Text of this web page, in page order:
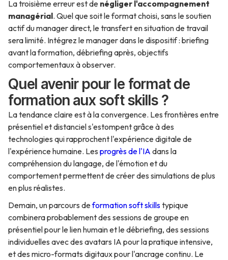
La troisième erreur est de négliger l'accompagnement
managérial. Quel que soit le format choisi, sans le soutien
actif du manager direct, le transfert en situation de travail
sera limité. Intégrez le manager dans le dispositif : briefing
avant la formation, débriefing après, objectifs
comportementaux à observer.
Quel avenir pour le format de
formation aux soft skills ?
La tendance claire est à la convergence. Les frontières entre
présentiel et distanciel s'estompent grâce à des
technologies qui rapprochent l'expérience digitale de
l'expérience humaine. Les progrès de l'IA dans la
compréhension du langage, de l'émotion et du
comportement permettent de créer des simulations de plus
en plus réalistes.
Demain, un parcours deformation soft skillstypique
combinera probablement des sessions de groupe en
présentiel pour le lien humain et le débriefing, des sessions
individuelles avec des avatars IA pour la pratique intensive,
et des micro-formats digitaux pour l'ancrage continu. Le